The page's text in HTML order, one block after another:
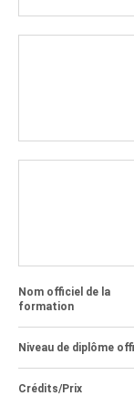
Nom officiel de la
formation
Niveau de diplôme
Crédits/Prix